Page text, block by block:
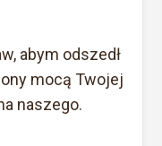
abym odszedł
mocą Twojej
naszego.